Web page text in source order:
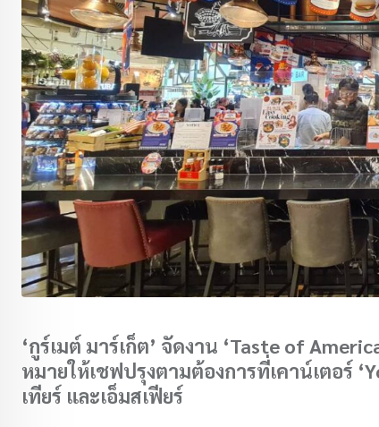
‘กูร์เมต์ มาร์เก็ต’ จัดงาน ‘Taste of
หมายให้เชฟปรุงตามต้องการที่เคาน์เตอร์
เทียร์ และเอ็มสเฟียร์